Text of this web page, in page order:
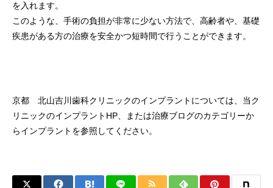
を入れます。
このような、手術の負担が非常に少ない方法で、高齢者や、基礎
疾患がある方の治療を安全かつ短時間で行うことができます。
京都 北山吉川歯科クリニックのインプラントについては、当ク
リニックのインプラントHP 、または治療ブログのカテゴリーか
らインプラント を参照してください。